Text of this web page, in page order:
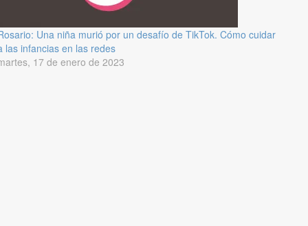
Una niña murió por un desafío de TikTok. Cómo cuidar
las infancias en las redes
17 de enero de 2023